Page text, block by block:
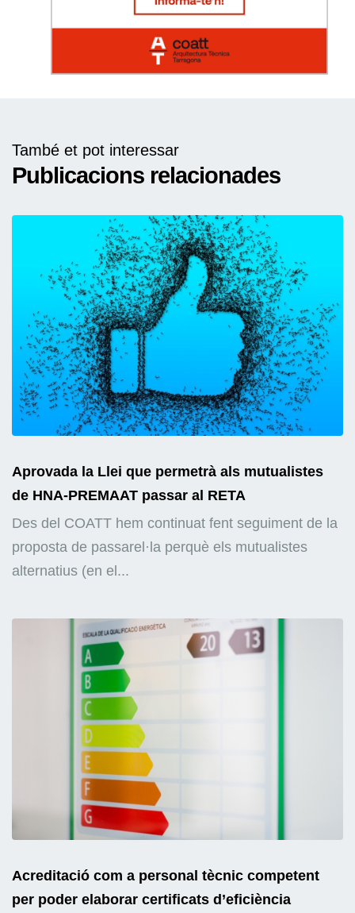
També et pot interessar
Publicacions relacionades
Aprovada la Llei que permetrà als mutualistes
de HNA-PREMAAT passar al RETA
Des del COATT hem continuat fent seguiment de la
proposta de passarel·la perquè els mutualistes
alternatius (en el...
Acreditació com a personal tècnic competent
per poder elaborar certificats d’eficiència